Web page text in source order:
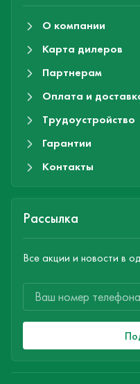
О компании
Карта дилеров
Партнерам
Оплата и
Трудоустройство
Гарантии
Контакты
Рассылка
Все акции и новости в